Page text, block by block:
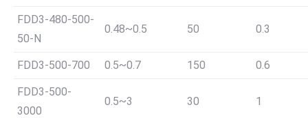
FDD3-480-500-
50-N
0.48~0.5 50 0.3
FDD3-500-700 0.5~0.7 150 0.6
FDD3-500-
3000
0.5~3 30 1